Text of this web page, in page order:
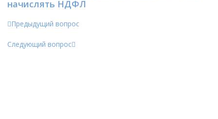
начислять НДФЛ
Предыдущий вопрос
Следующий вопрос